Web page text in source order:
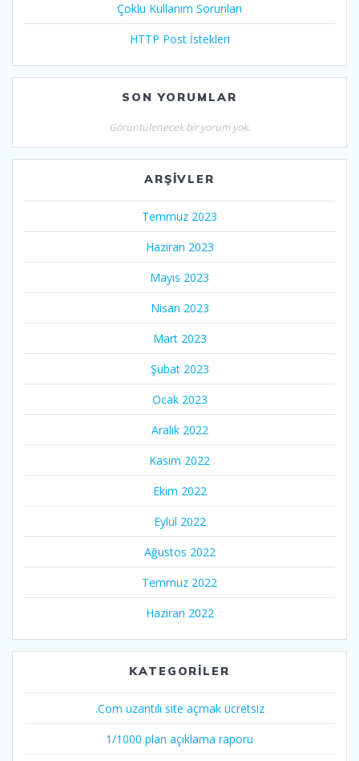
Çoklu Kullanım Sorunları
HTTP Post İstekleri
SON YORUMLAR
Görüntülenecek bir yorum yok.
ARŞIVLER
Temmuz 2023
Haziran 2023
Mayıs 2023
Nisan 2023
Mart 2023
Şubat 2023
Ocak 2023
Aralık 2022
Kasım 2022
Ekim 2022
Eylül 2022
Ağustos 2022
Temmuz 2022
Haziran 2022
KATEGORILER
.Com uzantılı site açmak ücretsiz
1/1000 plan açıklama raporu